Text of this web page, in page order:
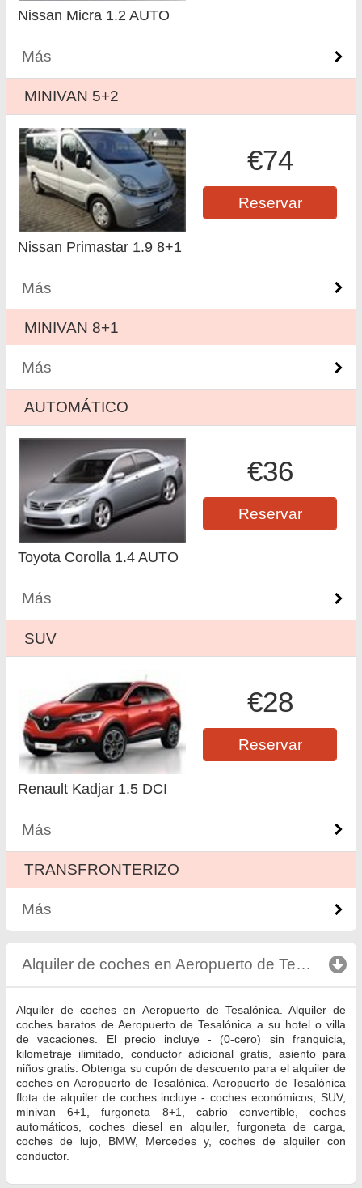
Nissan Micra 1.2 AUTO
Más
MINIVAN 5+2
€74
Reservar
Nissan Primastar 1.9 8+1
Más
MINIVAN 8+1
Más
AUTOMÁTICO
€36
Reservar
Toyota Corolla 1.4 AUTO
Más
SUV
€28
Reservar
Renault Kadjar 1.5 DCI
Más
ТRANSFRONTERIZO
Más
Alquiler de coches en Aeropuerto de Tesalónica
Alquiler de coches en Aeropuerto de Tesalónica. Alquiler de
coches baratos de Aeropuerto de Tesalónica a su hotel o villa
de vacaciones. El precio incluye - (0-cero) sin franquicia,
kilometraje ilimitado, conductor adicional gratis, asiento para
niños gratis. Obtenga su cupón de descuento para el alquiler de
coches en Aeropuerto de Tesalónica. Aeropuerto de Tesalónica
flota de alquiler de coches incluye - coches económicos, SUV,
minivan 6+1, furgoneta 8+1, cabrio convertible, coches
automáticos, coches diesel en alquiler, furgoneta de carga,
coches de lujo, BMW, Mercedes y, coches de alquiler con
conductor.